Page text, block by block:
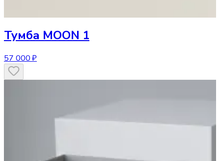
Тумба MOON 1
57 000 ₽